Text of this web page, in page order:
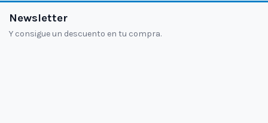
Newsletter
Y consigue un descuento en tu compra.